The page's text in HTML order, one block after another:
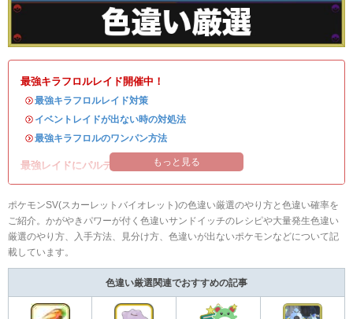
最強キラフロルレイド開催中！
・最強キラフロルレイド対策
・ イベントレイドが出ない時の対処法
・最強キラフロルのワンパン方法
最強レイドにパルデアの強力なポケモンが登場！
もっと見る
ポケモンSV(スカーレットバイオレット)の色違い厳選のやり方と色違い確率を
ご紹介。かがやきパワーが付く色違いサンドイッチのレシピや大量発生色違い
厳選のやり方、入手方法、見分け方、色違いが出ないポケモンなどについて記
載しています。
色違い厳選関連でおすすめの記事